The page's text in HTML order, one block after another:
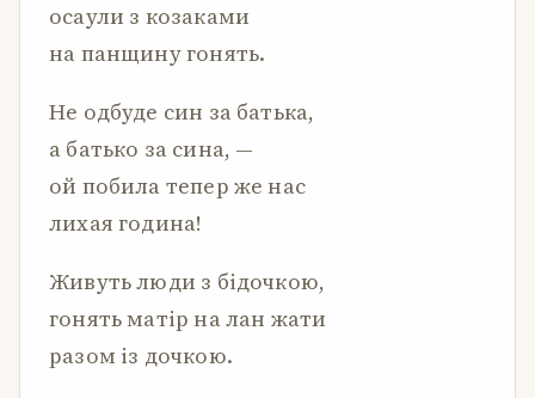
осаули з козаками
на панщину гонять.
Не одбуде син за батька,
а батько за сина, —
ой побила тепер же нас
лихая година!
Живуть люди з бідочкою,
гонять матір на лан жати
разом із дочкою.